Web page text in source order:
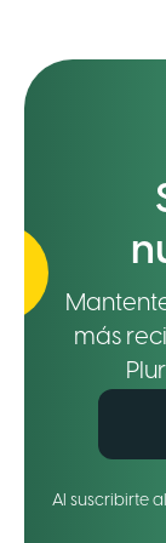
más
Al suscribirte